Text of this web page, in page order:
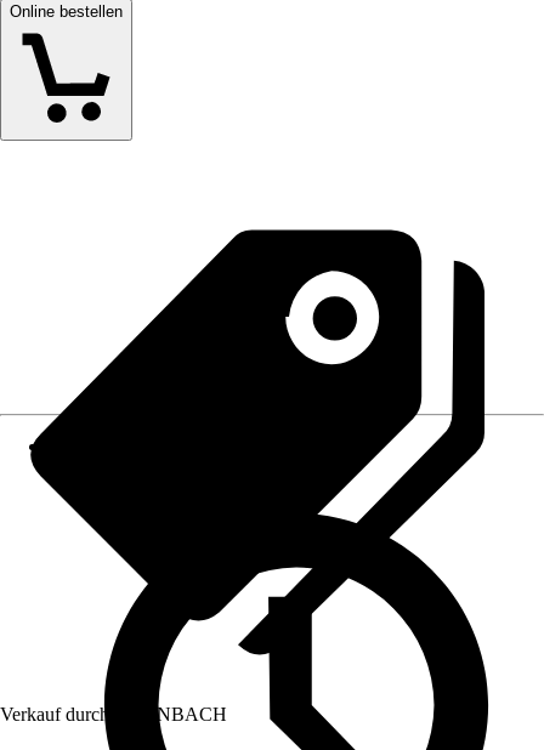
Online bestellen
Verkauf durch: HORNBACH